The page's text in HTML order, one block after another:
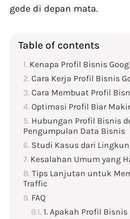
gede di depan mata.
Table of contents
Kenapa Profil Bisnis
Cara Kerja Profil Bisnis
Cara Membuat Profil
Optimasi Profil Biar
Hubungan Profil Bisnis
Pengumpulan Data Bisnis
Studi Kasus dari
Kesalahan Umum yang
Tips Lanjutan untuk
Traffic
FAQ
1. Apakah Profil